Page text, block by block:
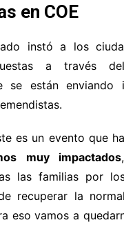
en COE
instó a los
a través
se están enviando
es un evento que
muy impactados
las familias por
recuperar la
eso vamos a